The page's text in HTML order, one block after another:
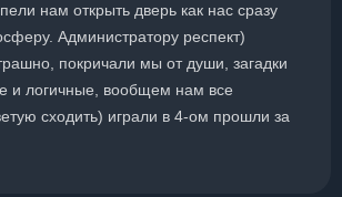
нам открыть дверь как нас сразу
Администратору респект)
покричали мы от души, загадки
и логичные, вообщем нам все
сходить) играли в 4-ом прошли за